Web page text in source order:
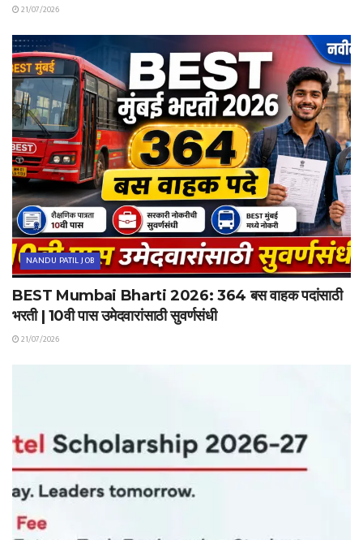
21/07/2026
NANDU PATIL JOB
BEST Mumbai Bharti 2026: 364 बस वाहक पदांसाठी
भरती | 10वी पास उमेदवारांसाठी सुवर्णसंधी
21/07/2026